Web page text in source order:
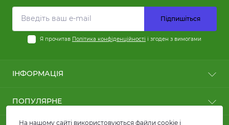
Підпишіться
Я прочитав Політика конфіденційності і згоден з вимогами
ІНФОРМАЦІЯ
Оплата
Доставка
ПОПУЛЯРНЕ
Кабелі силові
На нашому сайті використовуються файли cookie і